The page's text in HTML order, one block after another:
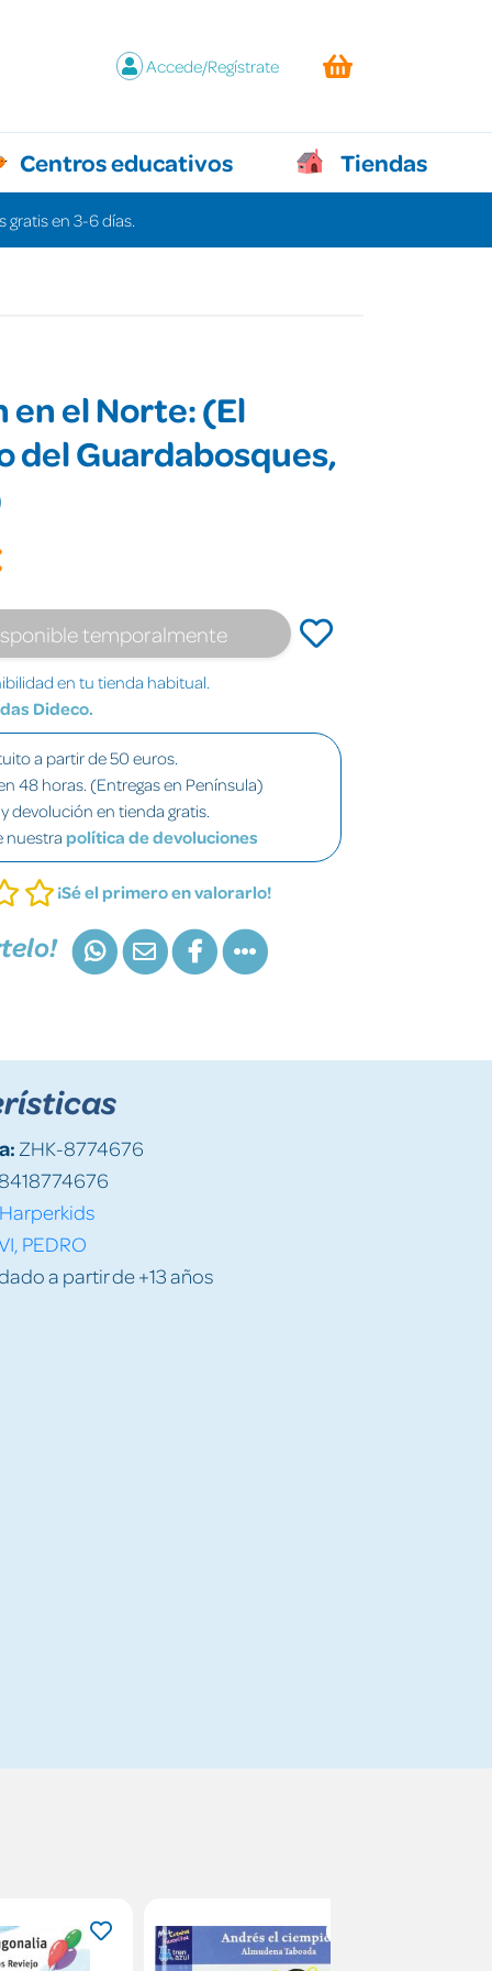
Accede/Regístrate
Centros educativos Tiendas
gratis en 3-6 días.
en el Norte: (El
del Guardabosques,
temporalmente
en tu tienda habitual.
Dideco.
a partir de 50 euros.
48 horas. (Entregas en Península)
devolución en tienda gratis.
nuestra política de devoluciones
¡Sé el primero en valorarlo!
ZHK-8774676
Harperkids
PEDRO
a partir de +13 años